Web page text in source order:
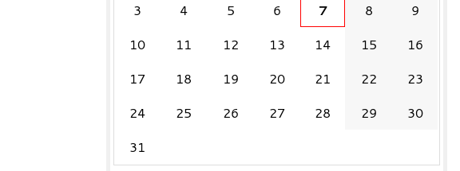
3
4 5 6 7 8
9
10
11 12 13 14 15
16
17
18 19 20 21 22
23
24
25 26 27 28 29
30
31